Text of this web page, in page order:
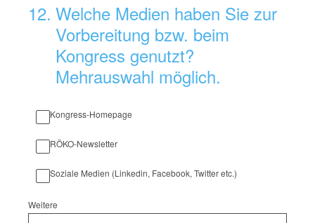
12. Welche Medien haben Sie zur
Vorbereitung bzw. beim
Kongress genutzt?
Mehrauswahl möglich.
Kongress-Homepage
RÖKO-Newsletter
Soziale Medien (Linkedin, Facebook, Twitter etc.)
Weitere